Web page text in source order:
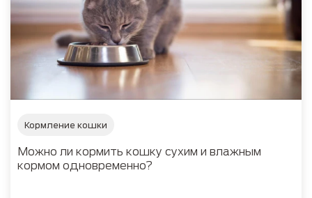
Кормление кошки
Можно ли кормить кошку сухим и влажным
кормом одновременно?